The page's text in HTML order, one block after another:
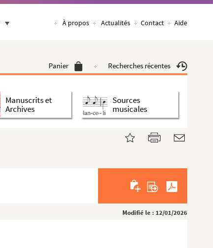
À propos Actualités Contact Aide
Panier Recherches récentes
Manuscrits et
Archives
Sources
musicales
Modifié le : 12/01/2026